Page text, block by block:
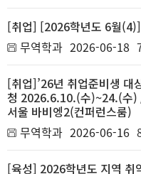
[취업] [2026학년도 6월
무역학과 2026-06-18
[취업]’26년 취업준비생
청 2026.6.10.(수)~24.(수
서울 바비엥2(컨퍼런스룸)
무역학과 2026-06-16
[육성] 2026학년도 지역 취